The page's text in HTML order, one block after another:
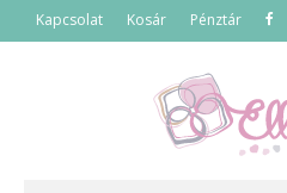
Kapcsolat Kosár Pénztár